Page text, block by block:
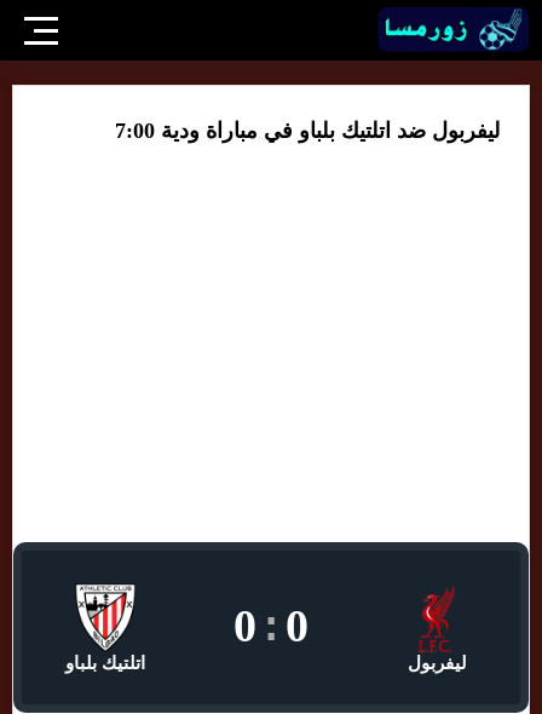
ليفربول ضد اتلتيك بلباو في مباراة ودية 7:00
ليفربول
0
:
0
اتلتيك بلباو